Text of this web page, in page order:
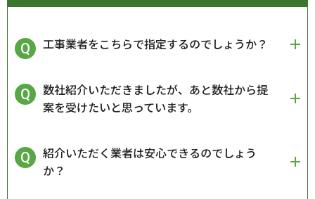
工事業者をこちらで指定するのでしょうか？
数社紹介いただきましたが、あと数社から提
案を受けたいと思っています。
紹介いただく業者は安心できるのでしょう
か？